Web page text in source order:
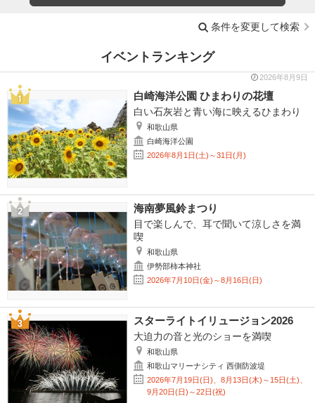
条件を変更して検索
イベントランキング
2026年8月9日
白崎海洋公園 ひまわりの花壇
白い石灰岩と青い海に映えるひまわり
和歌山県
白崎海洋公園
2026年8月1日(土)～31日(月)
海南夢風鈴まつり
目で楽しんで、耳で聞いて涼しさを満
喫
和歌山県
伊勢部柿本神社
2026年7月10日(金)～8月16日(日)
スターライトイリュージョン2026
大迫力の音と光のショーを満喫
和歌山県
和歌山マリーナシティ 西側防波堤
2026年7月19日(日)、8月13日(木)～15日(土)、
9月20日(日)～22日(祝)